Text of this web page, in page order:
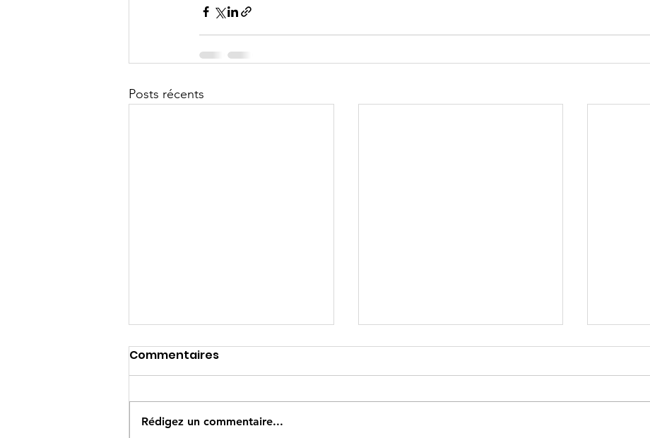
Posts récents
Commentaires
Rédigez un commentaire...